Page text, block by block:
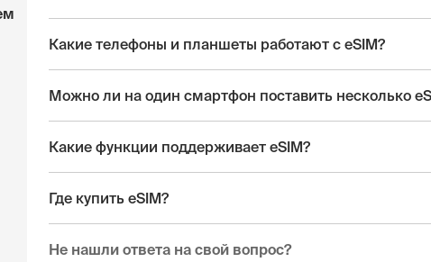
Какие телефоны и планшеты работают с eSIM?
Можно ли на один смартфон поставить несколько
Какие функции поддерживает eSIM?
Где купить eSIM?
Не нашли ответа на свой вопрос?